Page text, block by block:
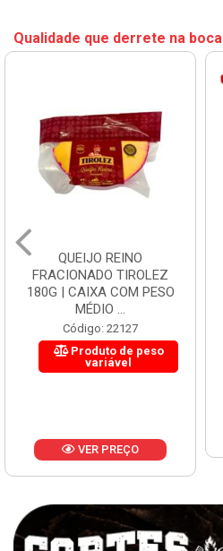
Qualidade que derrete na boca
QUEIJO REINO
FRACIONADO TIROLEZ
180G | CAIXA COM PESO
MÉDIO ...
Código: 22127
Produto de peso
variável
VER PREÇO